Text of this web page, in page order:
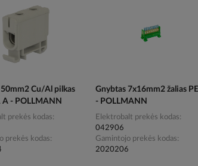
Cu/Al pilkas
- POLLMANN
prekės kodas
prekės kodas
Gnybtas 7x16mm2 žalias
- POLLMANN
Elektrobalt prekės kodas
042906
Gamintojo prekės kodas
2020206